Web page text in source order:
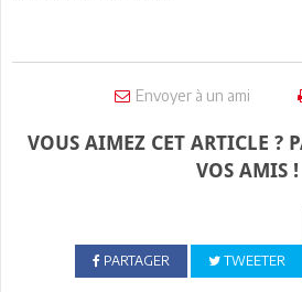
Envoyer à un ami
VOUS AIMEZ CET ARTICLE ?
VOS AMIS !
PARTAGER TWEETER